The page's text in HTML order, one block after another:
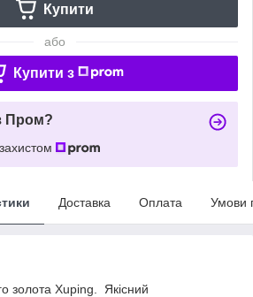
Купити
або
Купити з
Пром?
Доставка Оплата Умови
золота Xuping. Якісний